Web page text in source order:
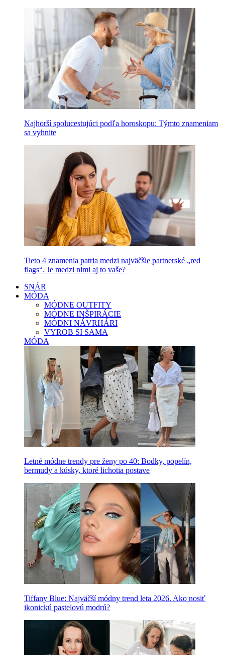
Najhorší spolucestujúci podľa horoskopu: Týmto znameniam
sa vyhnite
Tieto 4 znamenia patria medzi najväčšie partnerské „red
flags“. Je medzi nimi aj to vaše?
SNÁR
MÓDA
MÓDNE OUTFITY
MÓDNE INŠPIRÁCIE
MÓDNI NÁVRHÁRI
VYROB SI SAMA
MÓDA
Letné módne trendy pre ženy po 40: Bodky, popelín,
bermudy a kúsky, ktoré lichotia postave
Tiffany Blue: Najväčší módny trend leta 2026. Ako nosiť
ikonickú pastelovú modrú?